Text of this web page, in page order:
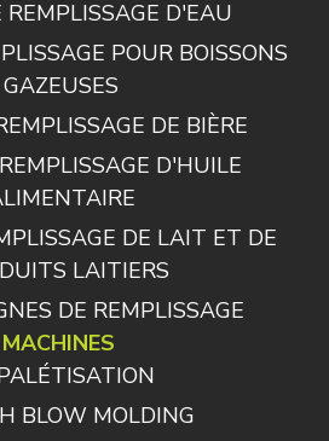
REMPLISSAGE D'EAU
POUR BOISSONS
GAZEUSES
DE BIÈRE
D'HUILE
DE LAIT ET DE
LAITIERS
DE REMPLISSAGE
MACHINES
BLOW MOLDING